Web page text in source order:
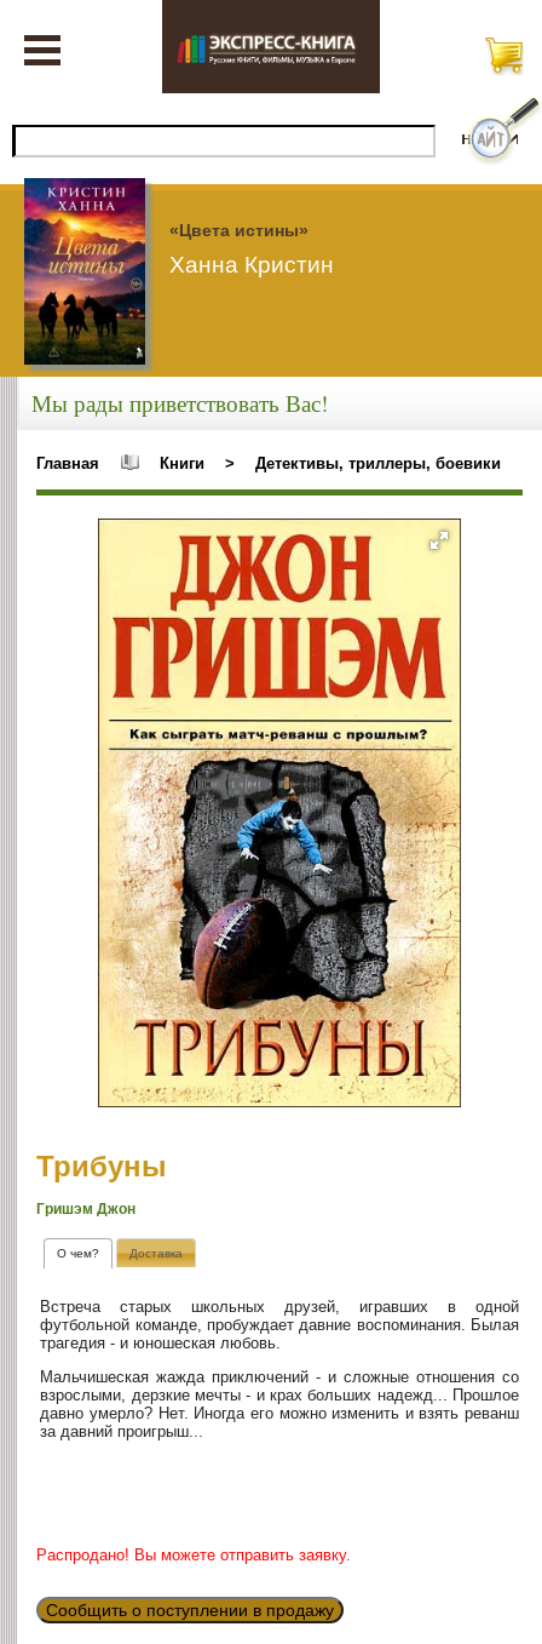
«Цвета истины»
Ханна Кристин
Мы рады приветствовать Вас!
Главная Книги > Детективы, триллеры, боевики
Трибуны
Гришэм Джон
О чем? Доставка
Встреча старых школьных друзей, игравших в одной
футбольной команде, пробуждает давние воспоминания. Былая
трагедия - и юношеская любовь.
Мальчишеская жажда приключений - и сложные отношения со
взрослыми, дерзкие мечты - и крах больших надежд... Прошлое
давно умерло? Нет. Иногда его можно изменить и взять реванш
за давний проигрыш...
Распродано! Вы можете отправить заявку.
Сообщить о поступлении в продажу